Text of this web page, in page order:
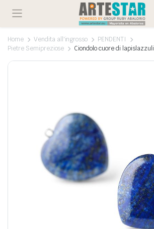
Home Vendita all'ingrosso
PENDENTI
Pietre Semipreziose
Ciondolo cuore di lapislazzuli